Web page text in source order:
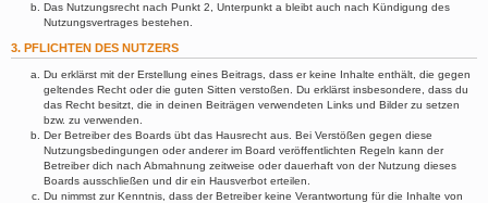
Das Nutzungsrecht nach Punkt 2, Unterpunkt a bleibt auch nach Kündigung des
Nutzungsvertrages bestehen.
3. PFLICHTEN DES NUTZERS
Du erklärst mit der Erstellung eines Beitrags, dass er keine Inhalte enthält, die gegen
geltendes Recht oder die guten Sitten verstoßen. Du erklärst insbesondere, dass du
das Recht besitzt, die in deinen Beiträgen verwendeten Links und Bilder zu setzen
bzw. zu verwenden.
Der Betreiber des Boards übt das Hausrecht aus. Bei Verstößen gegen diese
Nutzungsbedingungen oder anderer im Board veröffentlichten Regeln kann der
Betreiber dich nach Abmahnung zeitweise oder dauerhaft von der Nutzung dieses
Boards ausschließen und dir ein Hausverbot erteilen.
Du nimmst zur Kenntnis, dass der Betreiber keine Verantwortung für die Inhalte von